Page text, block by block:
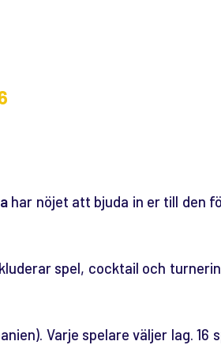
har nöjet att bjuda in er till den
spel, cocktail och
Varje spelare väljer lag. 16